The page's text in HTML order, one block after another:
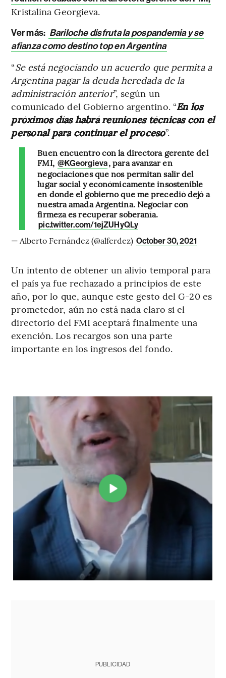
Kristalina Georgieva.
Ver más: Bariloche disfruta la pospandemia y se
afianza como destino top en Argentina
“Se está negociando un acuerdo que permita a
Argentina pagar la deuda heredada de la
administración anterior”, según un
comunicado del Gobierno argentino. “En los
próximos días habrá reuniones técnicas con el
personal para continuar el proceso”.
Buen encuentro con la directora gerente del
FMI, @KGeorgieva, para avanzar en
negociaciones que nos permitan salir del
lugar social y económicamente insostenible
en donde el gobierno que me precedió dejó a
nuestra amada Argentina. Negociar con
firmeza es recuperar soberanía.
pic.twitter.com/1ejZUHyQLy
— Alberto Fernández (@alferdez) October 30, 2021
Un intento de obtener un alivio temporal para
el país ya fue rechazado a principios de este
año, por lo que, aunque este gesto del G-20 es
prometedor, aún no está nada claro si el
directorio del FMI aceptará finalmente una
exención. Los recargos son una parte
importante en los ingresos del fondo.
PUBLICIDAD